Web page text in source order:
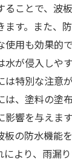
ることで、波
ます。また、
使用も効果的
水が侵入しや
特別な注意
は、塗料の塗
影響を与えま
板の防水機能
により、雨漏